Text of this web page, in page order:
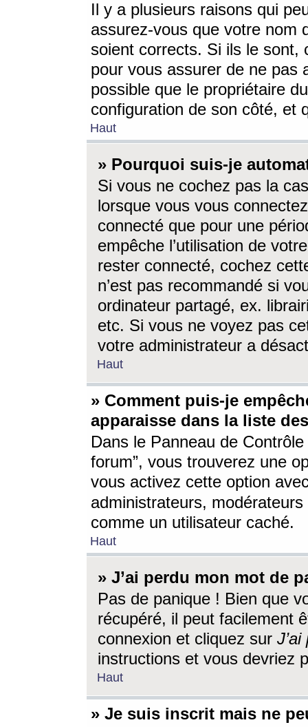
Il y a plusieurs raisons qui
assurez-vous que votre nom
soient corrects. Si ils le sont,
pour vous assurer de ne pas
possible que le propriétaire
configuration de son côté, et
Haut
» Pourquoi suis-je
Si vous ne cochez pas la
lorsque vous vous
connecté que pour une
empêche l’utilisation de
rester connecté, cochez
n’est pas recommandé si
ordinateur partagé, ex.
etc. Si vous ne voyez pas
votre administrateur a
Haut
» Comment puis-je
apparaisse dans la liste
Dans le Panneau de
forum”, vous trouverez une
vous activez cette option
administrateurs,
comme un utilisateur caché.
Haut
» J’ai perdu mon mot de
Pas de panique ! Bien que
récupéré, il peut facilement
connexion et cliquez sur
instructions et vous devriez
Haut
» Je suis inscrit mais ne